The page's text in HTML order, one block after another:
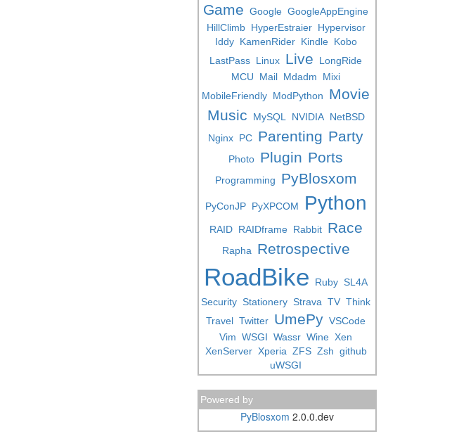
Game Google GoogleAppEngine
HillClimb HyperEstraier Hypervisor
Iddy KamenRider Kindle Kobo
LastPass Linux Live
LongRide
MCU
Mail Mdadm
Mixi
MobileFriendly ModPython
Movie
Music
MySQL NVIDIA NetBSD
Nginx PC Parenting Party
Photo Plugin Ports
Programming PyBlosxom
PyConJP PyXPCOM Python
RAID RAIDframe Rabbit Race
Rapha Retrospective
RoadBike Ruby SL4A
Security Stationery Strava TV Think
Travel Twitter UmePy VSCode
Vim WSGI Wassr Wine Xen
XenServer Xperia ZFS Zsh github
uWSGI
Powered by
PyBlosxom 2.0.0.dev